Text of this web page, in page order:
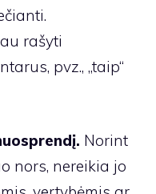
rašyti
pvz., „taip“
Norint
nors, nereikia jo